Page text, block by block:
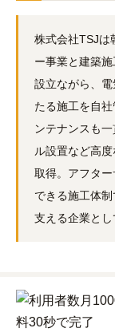
株式会社TSJは
ー事業と建築
設立ながら、
たる施工を自
ンテナンスも
ル設置など高
取得。アフタ
できる施工体
支える企業とし